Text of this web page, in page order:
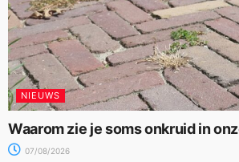
NIEUWS
Waarom zie je soms onkruid in
07/08/2026